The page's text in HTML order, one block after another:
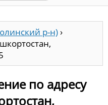
р-н)›
по адресу